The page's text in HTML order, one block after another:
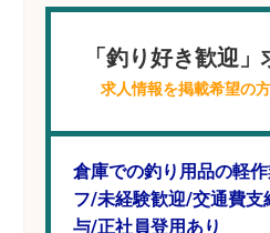
「釣り好き歓迎
求人情報を掲載希望の
倉庫での釣り用品の軽
フ/未経験歓迎/交通費支
与/正社員登用あり